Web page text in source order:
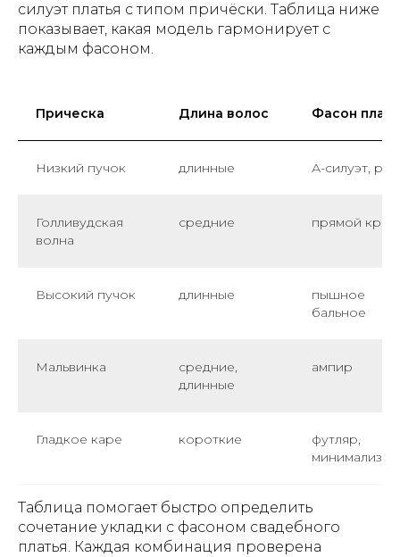
силуэт платья с типом причёски. Таблица ниже
показывает, какая модель гармонирует с
каждым фасоном.
Прическа Длина волос Фасон
Низкий пучок длинные А-силуэт,
Голливудская
волна
средние прямой крой
Высокий пучок длинные
пышное
бальное
Мальвинка
средние,
длинные
ампир
Гладкое каре короткие
футляр,
минимализм
Таблица помогает быстро определить
сочетание укладки с фасоном свадебного
платья. Каждая комбинация проверена